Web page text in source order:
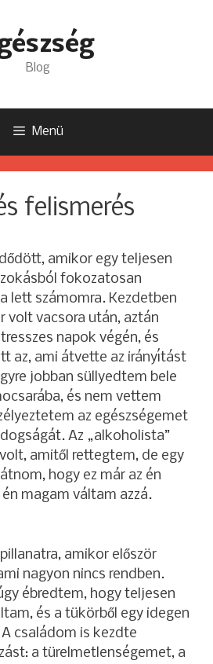
Blog
Menü
felismerés
amikor egy teljesen
fokozatosan
lett számomra. Kezdetben
volt vacsora után, aztán
napok végén, és
az, ami átvette az irányítást
jobban süllyedtem bele
és nem vettem
az egészségemet
Az „alkoholista”
amitől rettegtem, de egy
hogy ez már az én
magam váltam azzá.
amikor először
nagyon nincs rendben.
ébredtem, hogy teljesen
és a tükörből egy idegen
családom is kezdte
a türelmetlenségemet, a